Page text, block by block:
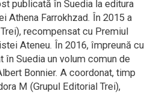
publicată în Suedia la editura
Athena Farrokhzad. În 2015 a
recompensat cu Premiul
Ateneu. În 2016, împreună cu
în Suedia un volum comun de
Bonnier. A coordonat, timp
M (Grupul Editorial Trei),